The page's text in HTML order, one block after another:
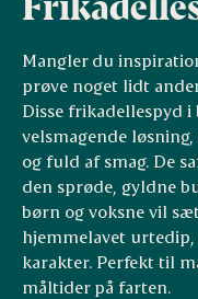
Mangler du
prøve noget lidt
Disse frikadellespyd
velsmagende
og fuld af smag. De
den sprøde, gyldne
børn og voksne vil
hjemmelavet
karakter. Perfekt til
måltider på farten.